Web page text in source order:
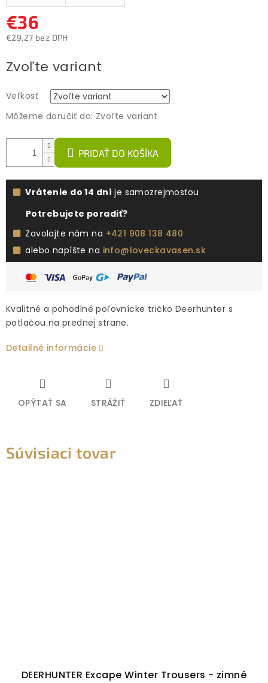
€36
€29,27 bez DPH
cena:
Zvoľte variant
Veľkosť
Môžeme doručiť do: Zvoľte variant
PRIDAŤ DO KOŠÍKA
Vrátenie do 14 dní je samozrejmosťou
Potrebujete poradiť?
Zavolajte nám na +421 908 138 480
alebo napíšte na info@loveckavasen.sk
Kvalitné a pohodlné poľovnícke tričko Deerhunter s
potlačou na prednej strane.
Detailné informácie
OPÝTAŤ SA STRÁŽIŤ ZDIEĽAŤ
Súvisiaci tovar
DEERHUNTER Excape Winter Trousers - zimné